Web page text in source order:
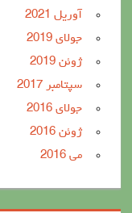
آوریل 2021
جولای 2019
ژوئن 2019
سپتامبر 2017
جولای 2016
ژوئن 2016
می 2016